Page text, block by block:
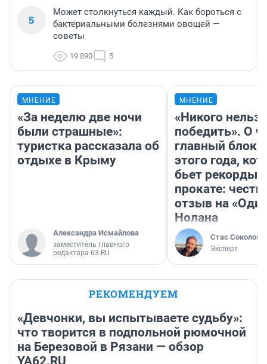
5
Может столкнуться каждый. Как бороться с
бактериальными болезнями овощей —
советы
19 890 5
МНЕНИЕ
«За неделю две ночи
были страшные»:
туристка рассказала об
отдыхе в Крыму
Александра Исмайлова
заместитель главного
редактора 63.RU
МНЕНИЕ
«Никого нельзя
победить». О
главный
этого года,
бьет рекорды в
прокате:
отзыв на
Нолана
Стас Соколов
Эксперт
РЕКОМЕНДУЕМ
«Девчонки, вы испытываете судьбу»:
что творится в подпольной рюмочной
на Березовой в Рязани — обзор
YA62.RU